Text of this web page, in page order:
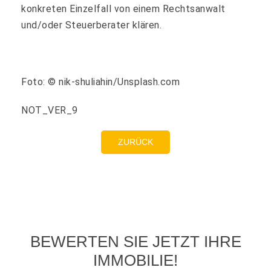
konkreten Einzelfall von einem Rechtsanwalt
und/oder Steuerberater klären.
Foto: © nik-shuliahin/Unsplash.com
NOT_VER_9
ZURÜCK
BEWERTEN SIE JETZT IHRE
IMMOBILIE!